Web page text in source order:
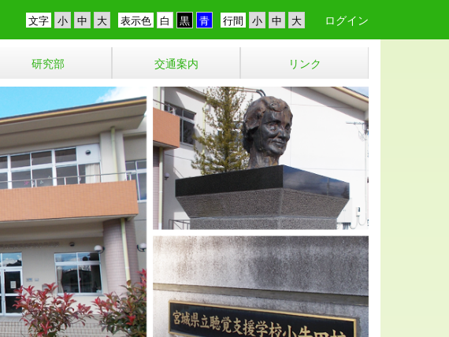
行間
表示色
文字 ログイン
研究部 交通案内 リンク